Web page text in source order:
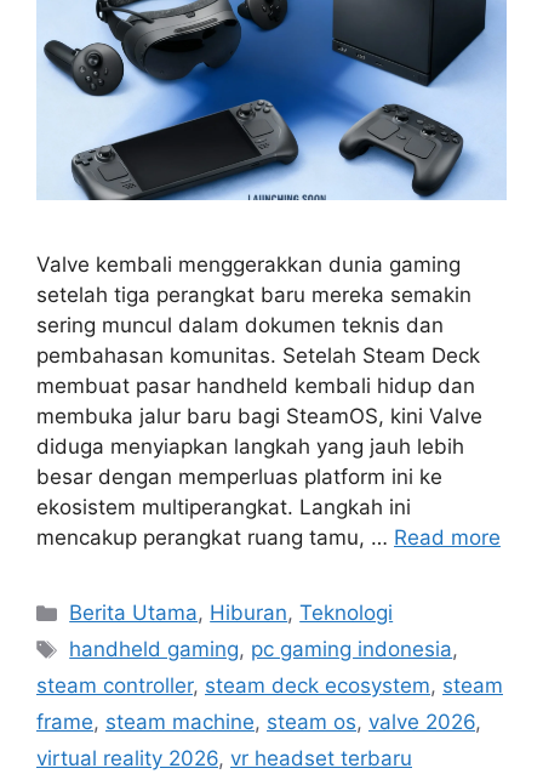
Valve kembali menggerakkan dunia gaming
setelah tiga perangkat baru mereka semakin
sering muncul dalam dokumen teknis dan
pembahasan komunitas. Setelah Steam Deck
membuat pasar handheld kembali hidup dan
membuka jalur baru bagi SteamOS, kini Valve
diduga menyiapkan langkah yang jauh lebih
besar dengan memperluas platform ini ke
ekosistem multiperangkat. Langkah ini
mencakup perangkat ruang tamu, … Read more
C
a
e
g
o
Berita Utama, Hiburan,Teknologi
T
a
s
handheld gaming, pc gaming indonesia,
steam controller, steam deck ecosystem, steam
frame, steam machine, steam os, valve 2026,
virtual reality 2026, vr headset terbaru